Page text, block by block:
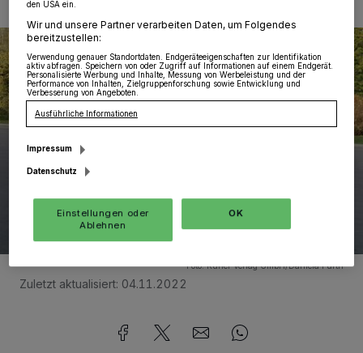
Foto:Kurier Verlag GmbH/Daniela Furth
Zuletzt aktualisiert: 04.11.2022
den USA ein.
Wir und unsere Partner verarbeiten Daten, um Folgendes
bereitzustellen:
Verwendung genauer Standortdaten. Endgeräteeigenschaften zur Identifikation
aktiv abfragen. Speichern von oder Zugriff auf Informationen auf einem Endgerät.
Personalisierte Werbung und Inhalte, Messung von Werbeleistung und der
Performance von Inhalten, Zielgruppenforschung sowie Entwicklung und
Verbesserung von Angeboten.
Ausführliche Informationen
Impressum
Datenschutz
Einstellungen oder
Ablehnen
OK